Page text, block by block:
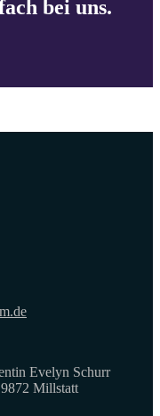
bei uns.
Evelyn Schurr
Millstatt